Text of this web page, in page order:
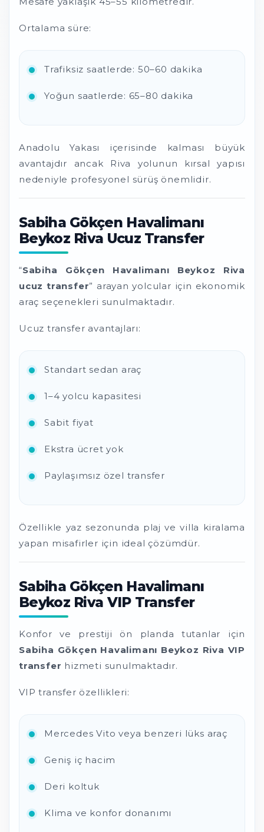
Ortalama süre:
Trafiksiz saatlerde: 50–60 dakika
Yoğun saatlerde: 65–80 dakika
Anadolu Yakası içerisinde kalması büyük
avantajdır ancak Riva yolunun kırsal yapısı
nedeniyle profesyonel sürüş önemlidir.
Sabiha Gökçen Havalimanı
Beykoz Riva Ucuz Transfer
“Sabiha Gökçen Havalimanı Beykoz Riva
ucuz transfer” arayan yolcular için ekonomik
araç seçenekleri sunulmaktadır.
Ucuz transfer avantajları:
Standart sedan araç
1–4 yolcu kapasitesi
Sabit fiyat
Ekstra ücret yok
Paylaşımsız özel transfer
Özellikle yaz sezonunda plaj ve villa kiralama
yapan misafirler için ideal çözümdür.
Sabiha Gökçen Havalimanı
Beykoz Riva VIP Transfer
Konfor ve prestiji ön planda tutanlar için
Sabiha Gökçen Havalimanı Beykoz Riva VIP
transfer hizmeti sunulmaktadır.
VIP transfer özellikleri:
Mercedes Vito veya benzeri lüks araç
Geniş iç hacim
Deri koltuk
Klima ve konfor donanımı